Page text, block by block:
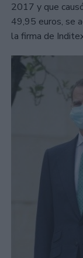
2017 y que
49,95 euros, se
la firma de